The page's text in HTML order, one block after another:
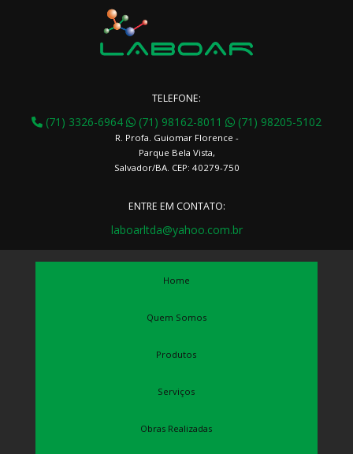
TELEFONE:
(71) 3326-6964 (71) 98162-8011 (71) 98205-5102
R. Profa. Guiomar Florence -
Parque Bela Vista,
Salvador/BA. CEP: 40279-750
ENTRE EM CONTATO:
laboarltda@yahoo.com.br
Home
Quem Somos
Produtos
Serviços
Obras Realizadas